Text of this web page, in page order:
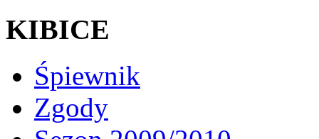
KIBICE
Śpiewnik
Zgody